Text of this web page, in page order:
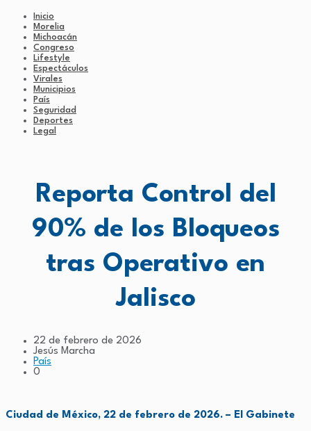
Inicio
Morelia
Michoacán
Congreso
Lifestyle
Espectáculos
Virales
Municipios
País
Seguridad
Deportes
Legal
Reporta Control del
90% de los Bloqueos
tras Operativo en
Jalisco
22 de febrero de 2026
Jesús Marcha
País
0
Ciudad de México, 22 de febrero de 2026. – El Gabinete